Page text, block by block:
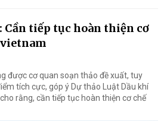
Cần tiếp tục hoàn thiện cơ
được cơ quan soạn thảo đề xuất, tuy
tích cực, góp ý Dự thảo Luật Dầu khí
rằng, cần tiếp tục hoàn thiện cơ chế